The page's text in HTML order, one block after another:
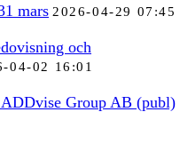
mars 2026-04-29 07:45
och
04-02 16:01
Group AB (publ)